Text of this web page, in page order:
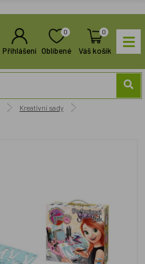
Přihlášení
0
Oblíbené
0
Váš košík
Kreativní sady